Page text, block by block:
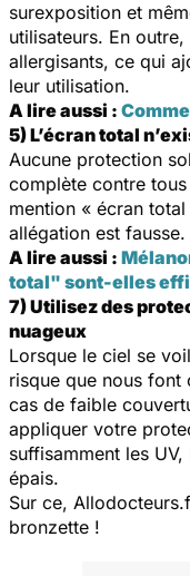
surexposition et
utilisateurs. En
allergisants, ce qui
leur utilisation.
A lire aussi :
5) L’écran total
Aucune protection
complète contre
mention « écran
allégation est fausse.
A lire aussi :
total" sont-elles
7) Utilisez des
nuageux
Lorsque le ciel se
risque que nous font
cas de faible
appliquer votre
suffisamment les
épais.
Sur ce,
bronzette !